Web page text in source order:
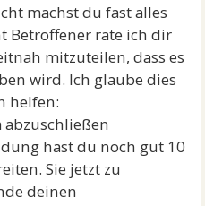
machst du fast alles
Betroffener rate ich dir
mitzuteilen, dass es
wird. Ich glaube dies
helfen:
hast du noch gut 10
Sie jetzt zu
deinen